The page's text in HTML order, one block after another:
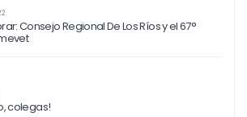
Consejo Regional De Los Ríos y el 67°
colegas!